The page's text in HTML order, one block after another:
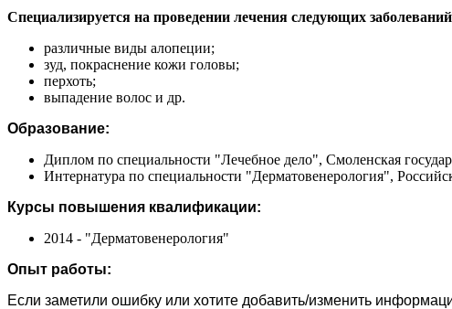
Специализируется на проведении лечения следующих
различные виды алопеции;
зуд, покраснение кожи головы;
перхоть;
выпадение волос и др.
Образование:
Диплом по специальности "Лечебное дело", Смоленская
Интернатура по специальности "Дерматовенерология",
Курсы повышения квалификации:
2014 - "Дерматовенерология"
Опыт работы:
Если заметили ошибку или хотите добавить/изменить